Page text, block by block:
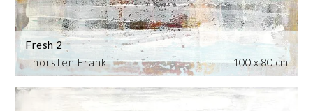
Thorsten Frank
Fresh 2
100 x 80 cm